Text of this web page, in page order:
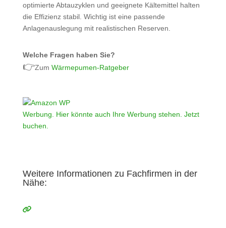
optimierte Abtauzyklen und geeignete Kältemittel halten
die Effizienz stabil. Wichtig ist eine passende
Anlagenauslegung mit realistischen Reserven.
Welche Fragen haben Sie?
👉Zum Wärmepumen-Ratgeber
Werbung. Hier könnte auch Ihre Werbung stehen. Jetzt
buchen.
Weitere Informationen zu Fachfirmen in der
Nähe: